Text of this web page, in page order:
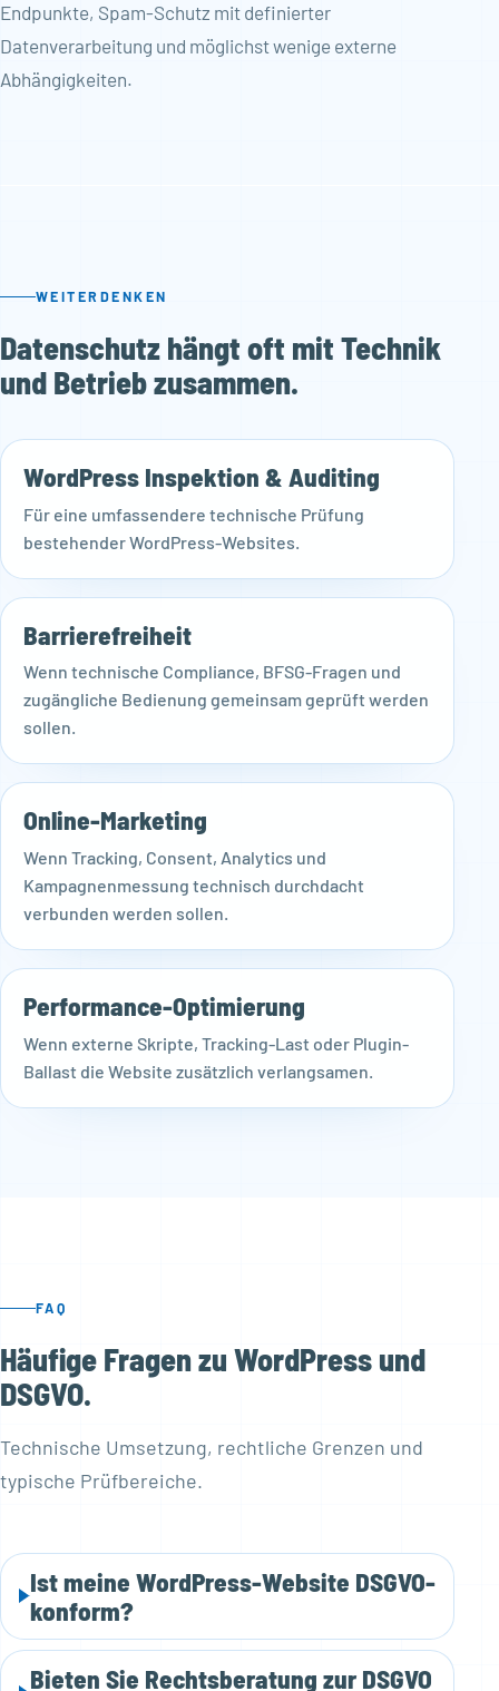
Endpunkte, Spam-Schutz mit definierter
Datenverarbeitung und möglichst wenige externe
Abhängigkeiten.
WEITERDENKEN
Datenschutz hängt oft mit Technik
und Betrieb zusammen.
WordPress Inspektion & Auditing
Für eine umfassendere technische Prüfung
bestehender WordPress-Websites.
Barrierefreiheit
Wenn technische Compliance, BFSG-Fragen und
zugängliche Bedienung gemeinsam geprüft werden
sollen.
Online-Marketing
Wenn Tracking, Consent, Analytics und
Kampagnenmessung technisch durchdacht
verbunden werden sollen.
Performance-Optimierung
Wenn externe Skripte, Tracking-Last oder Plugin-
Ballast die Website zusätzlich verlangsamen.
FAQ
Häufige Fragen zu WordPress und
DSGVO.
Technische Umsetzung, rechtliche Grenzen und
typische Prüfbereiche.
Ist meine WordPress-Website DSGVO-
konform?
Bieten Sie Rechtsberatung zur DSGVO